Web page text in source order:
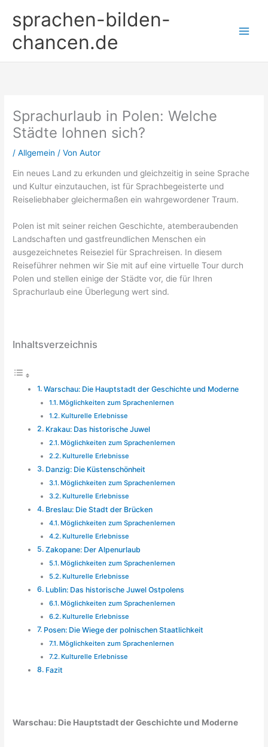
Inhalt
springen
sprachen-bilden-
chancen.de
Sprachurlaub in Polen: Welche
Städte lohnen sich?
/Allgemein / VonAutor
Ein neues Land zu erkunden und gleichzeitig in seine Sprache
und Kultur einzutauchen, ist für Sprachbegeisterte und
Reiseliebhaber gleichermaßen ein wahrgewordener Traum.
Polen ist mit seiner reichen Geschichte, atemberaubenden
Landschaften und gastfreundlichen Menschen ein
ausgezeichnetes Reiseziel für Sprachreisen. In diesem
Reiseführer nehmen wir Sie mit auf eine virtuelle Tour durch
Polen und stellen einige der Städte vor, die für Ihren
Sprachurlaub eine Überlegung wert sind.
Inhaltsverzeichnis
Warschau: Die Hauptstadt der Geschichte und Moderne
Möglichkeiten zum Sprachenlernen
Kulturelle Erlebnisse
Krakau: Das historische Juwel
Möglichkeiten zum Sprachenlernen
Kulturelle Erlebnisse
Danzig: Die Küstenschönheit
Möglichkeiten zum Sprachenlernen
Kulturelle Erlebnisse
Breslau: Die Stadt der Brücken
Möglichkeiten zum Sprachenlernen
Kulturelle Erlebnisse
Zakopane: Der Alpenurlaub
Möglichkeiten zum Sprachenlernen
Kulturelle Erlebnisse
Lublin: Das historische Juwel Ostpolens
Möglichkeiten zum Sprachenlernen
Kulturelle Erlebnisse
Posen: Die Wiege der polnischen Staatlichkeit
Möglichkeiten zum Sprachenlernen
Kulturelle Erlebnisse
Fazit
Warschau: Die Hauptstadt der Geschichte und Moderne